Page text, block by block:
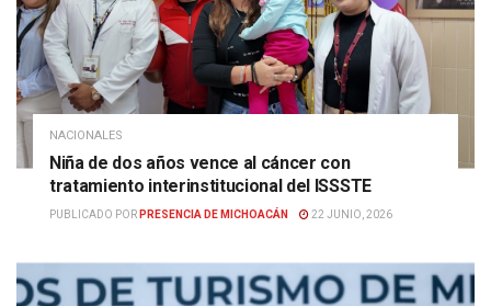
NACIONALES
Niña de dos años vence al cáncer con
tratamiento interinstitucional del ISSSTE
PUBLICADO POR PRESENCIA DE MICHOACÁN 22 JUNIO, 2026